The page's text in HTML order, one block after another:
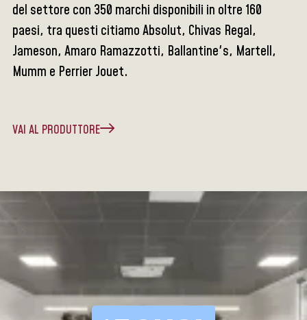
del settore con 350 marchi disponibili in oltre 160
paesi, tra questi citiamo Absolut, Chivas Regal,
Jameson, Amaro Ramazzotti, Ballantine's, Martell,
Mumm e Perrier Jouet.
VAI AL PRODUTTORE